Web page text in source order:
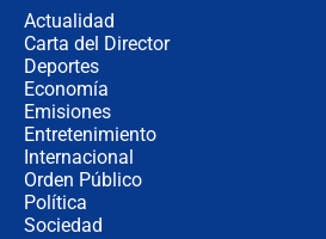
Actualidad
Carta del Director
Deportes
Economía
Emisiones
Entretenimiento
Internacional
Orden Público
Política
Sociedad